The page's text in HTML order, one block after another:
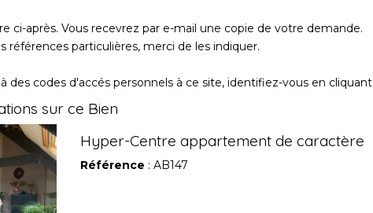
ci-après. Vous recevrez par e-mail une copie de votre demande.
références particulières, merci de les indiquer.
des codes d'accés personnels à ce site, identifiez-vous en cliquant
sur ce Bien
Hyper-Centre appartement de caractère
Référence : AB147